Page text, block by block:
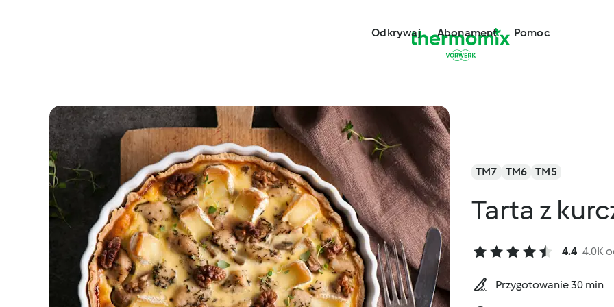
Odkrywaj Abonament Pomoc
TM7 TM6 TM5
Tarta z
4.4 4.0K
Przygotowanie 30 min